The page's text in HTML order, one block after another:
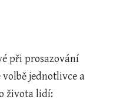
při prosazování
jednotlivce a
života lidí: